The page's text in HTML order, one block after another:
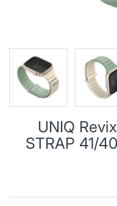
UNIQ
STRAP 41/